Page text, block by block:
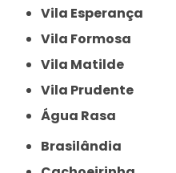
Vila Esperança
Vila Formosa
Vila Matilde
Vila Prudente
Água Rasa
Brasilândia